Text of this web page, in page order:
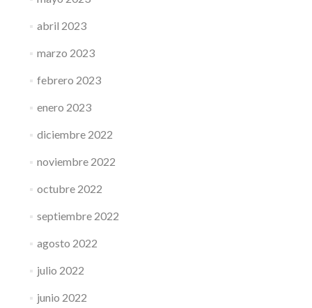
abril 2023
marzo 2023
febrero 2023
enero 2023
diciembre 2022
noviembre 2022
octubre 2022
septiembre 2022
agosto 2022
julio 2022
junio 2022